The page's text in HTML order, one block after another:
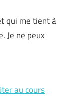
qui me tient à
Je ne peux
au cours